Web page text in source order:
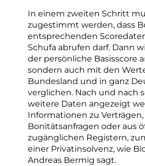
In einem zweiten Schritt
zugestimmt werden, dass
entsprechenden
Schufa abrufen darf. Dann
der persönliche Basisscore
sondern auch mit den
Bundesland und in ganz
verglichen. Nach und nach
weitere Daten angezeigt
Informationen zu Verträgen,
Bonitätsanfragen oder aus
zugänglichen Registern,
einer Privatinsolvenz, wie
Andreas Bermig sagt.